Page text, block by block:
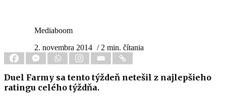
Mediaboom
2. novembra 2014 / 2 min. čítania
Duel Farmy sa tento týždeň netešil z najlepšieho
ratingu celého týždňa.